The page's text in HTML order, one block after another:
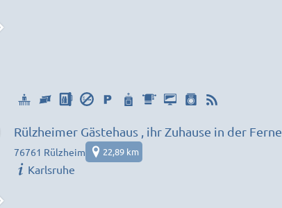
Rülzheimer Gästehaus , ihr Zuhause in der Ferne
76761 Rülzheim 22,89 km
Karlsruhe